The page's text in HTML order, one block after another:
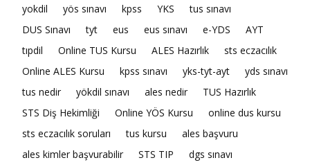
yokdil
yös sınavı kpss YKS
tus sınavı
DUS Sınavı
tyt eus eus sınavı e-YDS
AYT
tıpdil
Online TUS Kursu ALES Hazırlık
sts eczacılık
Online ALES Kursu
kpss sınavı yks-tyt-ayt
yds sınavı
tus nedir
yökdil sınavı ales nedir
TUS Hazırlık
STS Diş Hekimliği
Online YÖS Kursu
online dus kursu
sts eczacılık soruları
tus kursu
ales başvuru
ales kimler başvurabilir
STS TIP
dgs sınavı